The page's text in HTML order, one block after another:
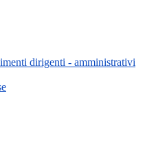
dirigenti - amministrativi